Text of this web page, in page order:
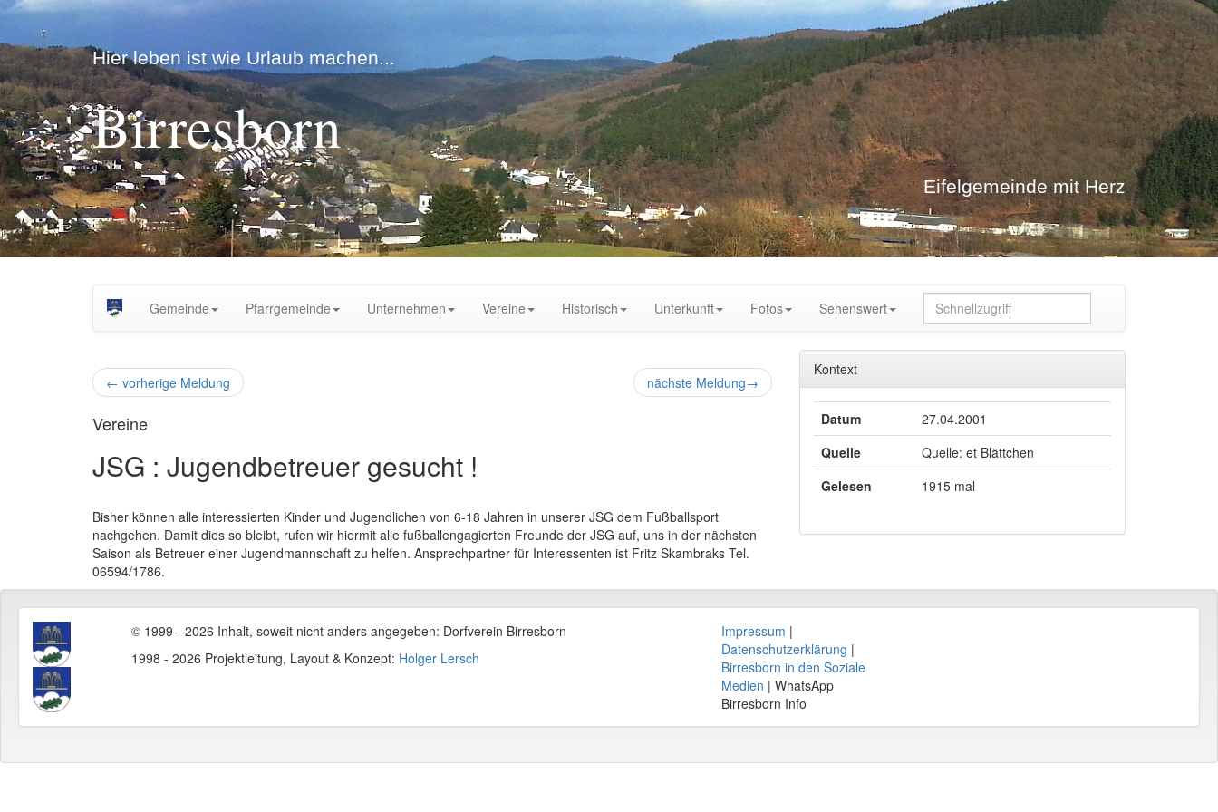
Hier leben ist wie Urlaub machen...
Birresborn
Eifelgemeinde mit Herz
Gemeinde Pfarrgemeinde Unternehmen Vereine Historisch Unterkunft Fotos Sehenswert
← vorherige Meldung nächste Meldung→
Vereine
JSG : Jugendbetreuer gesucht !
Bisher können alle interessierten Kinder und Jugendlichen von 6-18 Jahren in unserer JSG dem Fußballsport
nachgehen. Damit dies so bleibt, rufen wir hiermit alle fußballengagierten Freunde der JSG auf, uns in der nächsten
Saison als Betreuer einer Jugendmannschaft zu helfen. Ansprechpartner für Interessenten ist Fritz Skambraks Tel.
06594/1786.
Kontext
Datum
27.04.2001
Quelle
Quelle: et Blättchen
Gelesen
1915 mal
© 1999 - 2026 Inhalt, soweit nicht anders angegeben: Dorfverein Birresborn
1998 - 2026 Projektleitung, Layout & Konzept: Holger Lersch
Impressum |
Datenschutzerklärung |
Birresborn in den Soziale
Medien | WhatsApp
Birresborn Info